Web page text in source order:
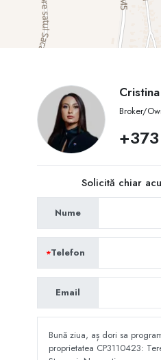
Broker/
Solicită chiar
Nume
Telefon
Email